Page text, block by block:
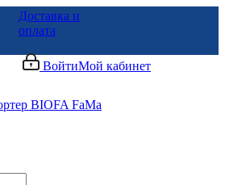
Доставка и
оплата
ВойтиМой кабинет